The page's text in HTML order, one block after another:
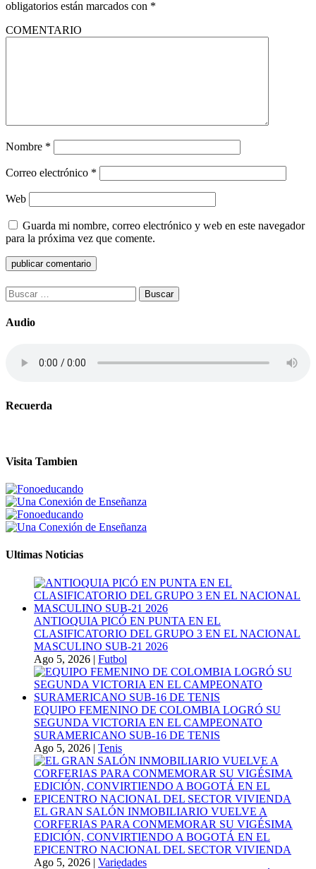
obligatorios están marcados con *
COMENTARIO
Nombre *
Correo electrónico *
Web
Guarda mi nombre, correo electrónico y web en este navegador
para la próxima vez que comente.
Buscar:
Audio
Recuerda
Visita Tambien
Ultimas Noticias
ANTIOQUIA PICÓ EN PUNTA EN EL
CLASIFICATORIO DEL GRUPO 3 EN EL NACIONAL
MASCULINO SUB-21 2026
Ago 5, 2026 | Futbol
EQUIPO FEMENINO DE COLOMBIA LOGRÓ SU
SEGUNDA VICTORIA EN EL CAMPEONATO
SURAMERICANO SUB-16 DE TENIS
Ago 5, 2026 | Tenis
EL GRAN SALÓN INMOBILIARIO VUELVE A
CORFERIAS PARA CONMEMORAR SU VIGÉSIMA
EDICIÓN, CONVIRTIENDO A BOGOTÁ EN EL
EPICENTRO NACIONAL DEL SECTOR VIVIENDA
Ago 5, 2026 | Variedades